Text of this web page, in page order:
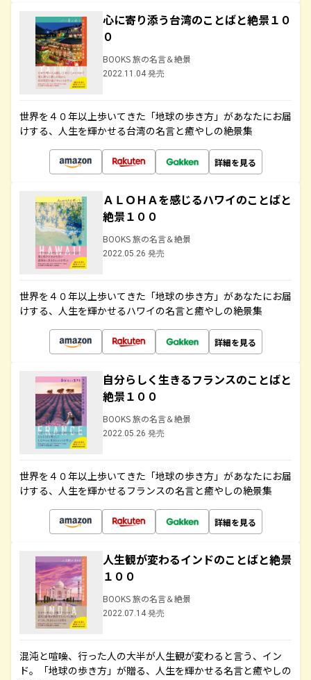
心に寄り添う台湾のことばと絶景１０
０
BOOKS 旅の名言＆絶景
2022.11.04 発売
世界を４０年以上歩いてきた「地球の歩き方」があなたにお届
けする、人生を輝かせる台湾の名言と癒やしの絶景集
詳細を見る
ＡＬＯＨＡを感じるハワイのことばと
絶景１００
BOOKS 旅の名言＆絶景
2022.05.26 発売
世界を４０年以上歩いてきた「地球の歩き方」があなたにお届
けする、人生を輝かせるハワイの名言と癒やしの絶景集
詳細を見る
自分らしく生きるフランスのことばと
絶景１００
BOOKS 旅の名言＆絶景
2022.05.26 発売
世界を４０年以上歩いてきた「地球の歩き方」があなたにお届
けする、人生を輝かせるフランスの名言と癒やしの絶景集
詳細を見る
人生観が変わるインドのことばと絶景
１００
BOOKS 旅の名言＆絶景
2022.07.14 発売
混沌と喧噪、行った人の大半が人生観が変わると言う、イン
ド。「地球の歩き方」が贈る、人生を輝かせる名言と癒やしの